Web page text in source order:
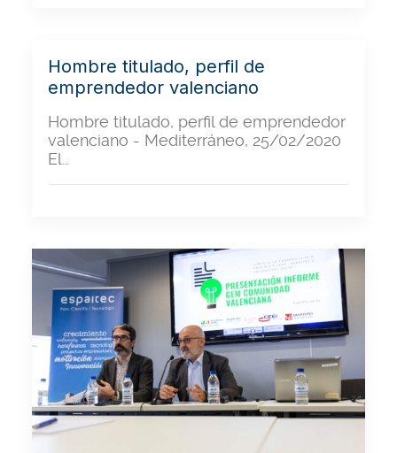
Hombre titulado, perfil de
emprendedor valenciano
Hombre titulado, perfil de emprendedor
valenciano - Mediterráneo, 25/02/2020
El…